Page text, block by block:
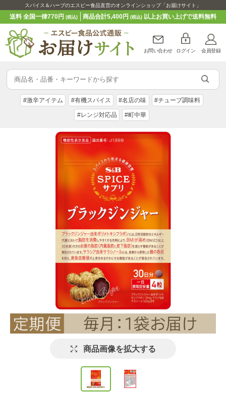
スパイス＆ハーブのエスビー食品直営のオンラインショップ「お届けサイト」
送料 全国一律770円(税込) 商品合計5,400円 (税込)以上お買い上げで送料無料
お問い合わせ ログイン 会員登録
#激辛アイテム #有機スパイス #名店の味 #チューブ調味料
#レンジ対応品 #町中華
商品画像を拡大する